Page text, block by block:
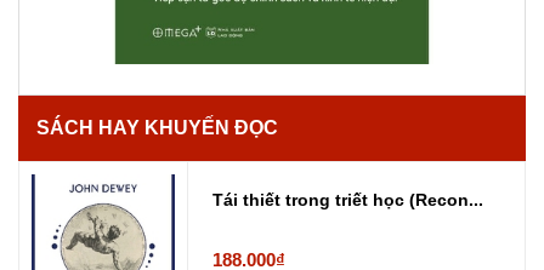
SÁCH HAY KHUYẾN ĐỌC
Tái thiết trong triết học (Recon...
188.000₫